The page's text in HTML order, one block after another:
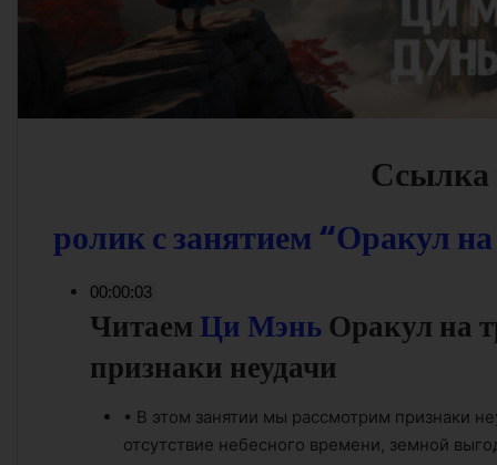
Ссылка
ролик с занятием “Оракул на
00:00:03
Читаем Ци МэньОракул на
признаки неудачи
• В этом занятии мы рассмотрим признаки
отсутствие небесного времени, земной